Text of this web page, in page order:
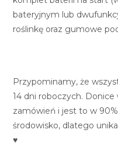
bateryjnym lub
roślinkę oraz gumowe
Przypominamy, że
14 dni roboczych.
zamówień i jest to w
środowisko, dlatego
♥